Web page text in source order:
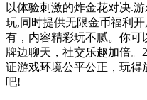
以体验刺激的炸金花对决.
玩,同时提供无限金币福利
有，内容精彩玩不腻。你
牌边聊天，社交乐趣加倍。
证游戏环境公平公正，玩
吧!